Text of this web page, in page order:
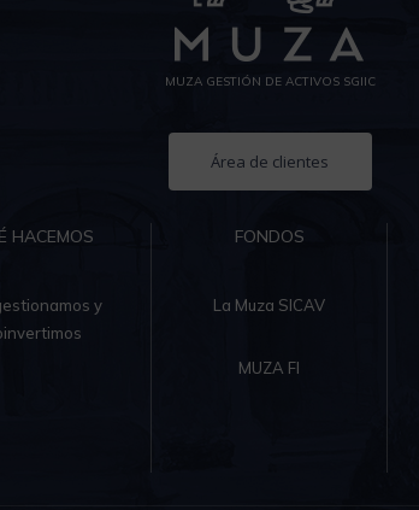
MUZA GESTIÓN DE ACTIVOS SGIIC
Área de clientes
HACEMOS
y
FONDOS
La Muza SICAV
MUZA FI